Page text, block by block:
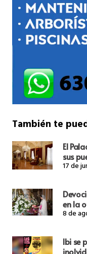
También te
El
sus
17 de
en la
8 de
Ibi se